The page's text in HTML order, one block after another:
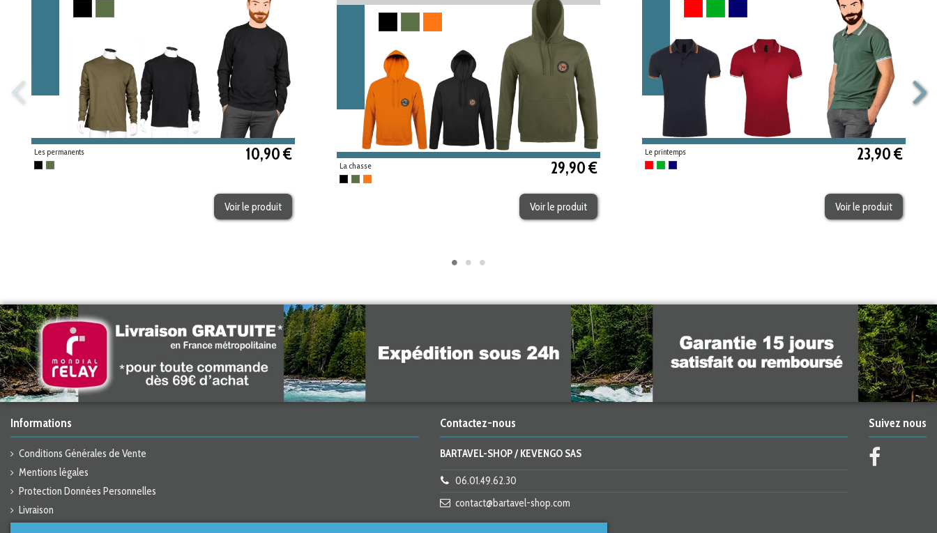
Les permanents
NoirKaki
10,90 €
Voir le produit
La chasse
NoirKakiOrange
29,90 €
Voir le produit
Le printemps
Rouge
VertMarine
23,90 €
Voir le produit
Informations
Conditions Générales de Vente
Mentions légales
Protection Données Personnelles
Livraison
Contactez-nous
BARTAVEL-SHOP / KEVENGO SAS
06.01.49.62.30
contact@bartavel-shop.com
Suivez nous